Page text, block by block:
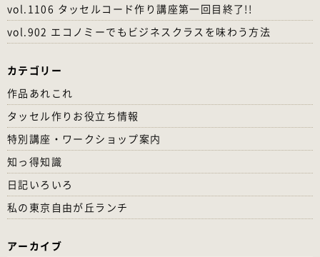
vol.1106 タッセルコード作り講座第一回目終了!!
vol.902 エコノミーでもビジネスクラスを味わう方法
カテゴリー
作品あれこれ
タッセル作りお役立ち情報
特別講座・ワークショップ案内
知っ得知識
日記いろいろ
私の東京自由が丘ランチ
アーカイブ